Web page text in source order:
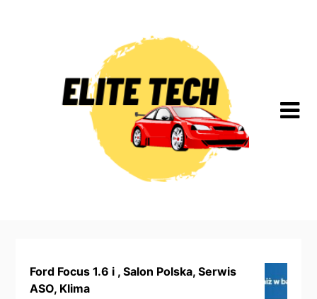
Ford Focus 1.6 i , Salon Polska, Serwis
ASO, Klima